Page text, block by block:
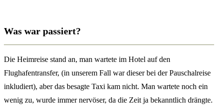
Was war passiert?
Die Heimreise stand an, man wartete im Hotel auf den
Flughafentransfer, (in unserem Fall war dieser bei der Pauschalreise
inkludiert), aber das besagte Taxi kam nicht. Man wartete noch ein
wenig zu, wurde immer nervöser, da die Zeit ja bekanntlich drängte.